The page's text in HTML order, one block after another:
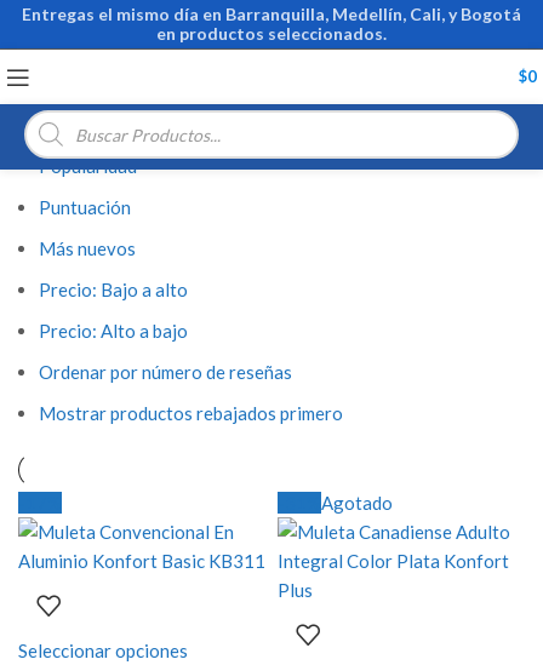
Entregas el mismo día en Barranquilla, Medellín, Cali, y Bogotá
en productos seleccionados.
$0
Búsqueda
de
productos
Muletas
Ordenar por:
Popularidad
Puntuación
Más nuevos
Precio: Bajo a alto
Precio: Alto a bajo
Ordenar por número de reseñas
Mostrar productos rebajados primero
Seleccionar opciones
Agotado